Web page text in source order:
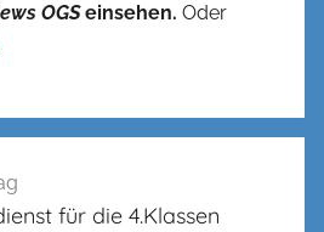
OGSeinsehen. Oder
für die 4.Klassen